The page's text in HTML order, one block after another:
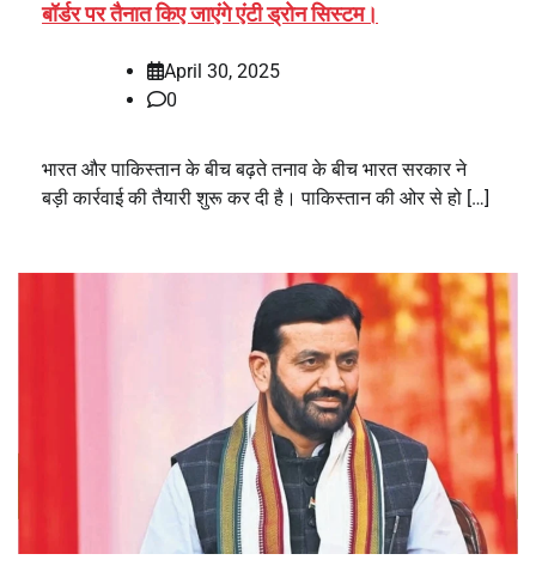
बॉर्डर पर तैनात किए जाएंगे एंटी ड्रोन सिस्टम।
April 30, 2025
0
भारत और पाकिस्तान के बीच बढ़ते तनाव के बीच भारत सरकार ने
बड़ी कार्रवाई की तैयारी शुरू कर दी है। पाकिस्तान की ओर से हो […]